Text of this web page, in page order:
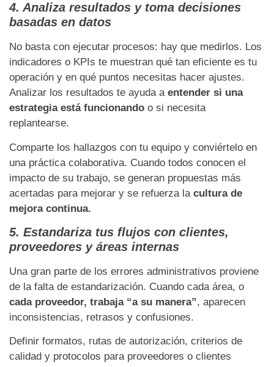
4. Analiza resultados y toma decisiones
basadas en datos
No basta con ejecutar procesos: hay que medirlos. Los
indicadores o KPIs te muestran qué tan eficiente es tu
operación y en qué puntos necesitas hacer ajustes.
Analizar los resultados te ayuda a entender si una
estrategia está funcionando o si necesita
replantearse.
Comparte los hallazgos con tu equipo y conviértelo en
una práctica colaborativa. Cuando todos conocen el
impacto de su trabajo, se generan propuestas más
acertadas para mejorar y se refuerza la cultura de
mejora continua.
5. Estandariza tus flujos con clientes,
proveedores y áreas internas
Una gran parte de los errores administrativos proviene
de la falta de estandarización. Cuando cada área, o
cada proveedor, trabaja “a su manera”, aparecen
inconsistencias, retrasos y confusiones.
Definir formatos, rutas de autorización, criterios de
calidad y protocolos para proveedores o clientes